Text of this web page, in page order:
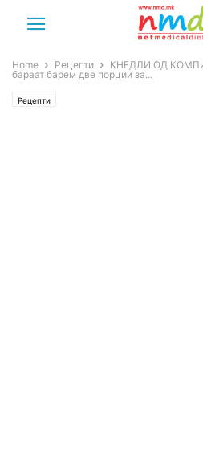
Home Рецепти
КНЕДЛИ ОД
бараат барем две порции за...
Рецепти